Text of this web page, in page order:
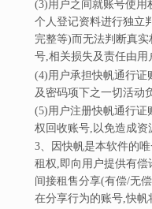
(3)用户之间就账号使用
个人登记资料进行独立
完整等)而无法判断真
号,相关损失及责任由用
(4)用户承担快帆通行证
及密码项下之一切活动
(5)用户注册快帆通行证
权回收账号,以免造成资
3、因快帆是本软件的
租权,即向用户提供有
间接租售分享(有偿/无
在分享行为的账号,快帆